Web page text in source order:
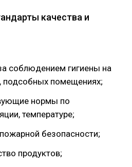
качества и
соблюдением гигиены на
подсобных помещениях;
нормы по
температуре;
безопасности;
продуктов;